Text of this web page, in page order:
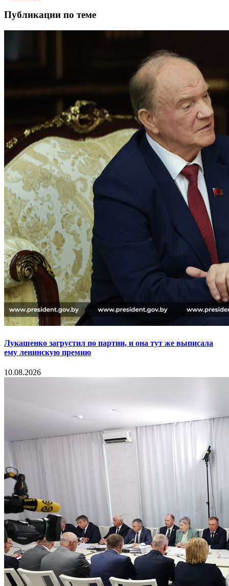
Публикации по теме
Лукашенко загрустил по партии, и она тут же выписала
ему ленинскую премию
10.08.2026